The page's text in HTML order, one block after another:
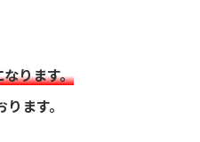
ります。
ます。